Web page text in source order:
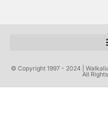
© Copyright 1997 - 2024 |
All